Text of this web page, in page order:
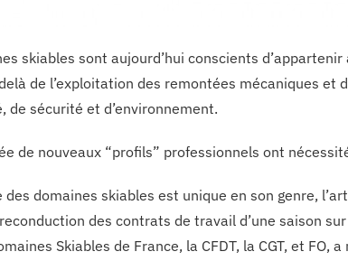
skiables sont aujourd’hui conscients
de l’exploitation des remontées mécaniques
de sécurité et d’environnement.
de nouveaux “profils” professionnels ont
domaines skiables est unique en son genre,
des contrats de travail d’une saison
Skiables de France, la CFDT, la CGT, et FO,